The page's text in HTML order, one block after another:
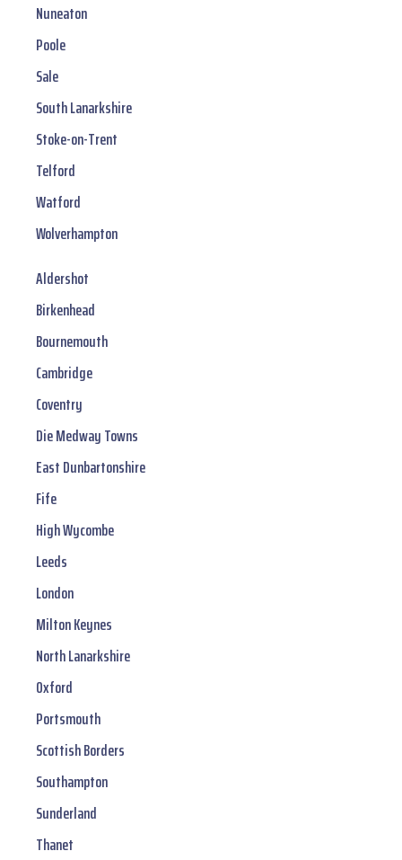
Nuneaton
Poole
Sale
South Lanarkshire
Stoke-on-Trent
Telford
Watford
Wolverhampton
Aldershot
Birkenhead
Bournemouth
Cambridge
Coventry
Die Medway Towns
East Dunbartonshire
Fife
High Wycombe
Leeds
London
Milton Keynes
North Lanarkshire
Oxford
Portsmouth
Scottish Borders
Southampton
Sunderland
Thanet